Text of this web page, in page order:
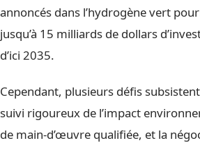
annoncés dans l’hydrogène vert
jusqu’à 15 milliards de dollars
d’ici 2035.
Cependant, plusieurs défis
suivi rigoureux de l’impact
de main-d’œuvre qualifiée, et la